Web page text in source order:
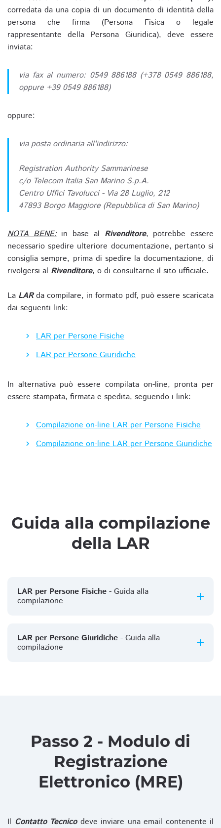
corredata da una copia di un documento di identità della
persona che firma (Persona Fisica o legale
rappresentante della Persona Giuridica), deve essere
inviata:
via fax al numero: 0549 886188 (+378 0549 886188,
oppure +39 0549 886188)
oppure:
via posta ordinaria all'indirizzo:
Registration Authority Sammarinese
c/o Telecom Italia San Marino S.p.A.
Centro Uffici Tavolucci - Via 28 Luglio, 212
47893 Borgo Maggiore (Repubblica di San Marino)
NOTA BENE:in base al Rivenditore, potrebbe essere
necessario spedire ulteriore documentazione, pertanto si
consiglia sempre, prima di spedire la documentazione, di
rivolgersi al Rivenditore, o di consultarne il sito ufficiale.
La LARda compilare, in formato pdf, può essere scaricata
dai seguenti link:
LAR per Persone Fisiche
LAR per Persone Giuridiche
In alternativa può essere compilata on-line, pronta per
essere stampata, firmata e spedita, seguendo i link:
Compilazione on-line LAR per Persone Fisiche
Compilazione on-line LAR per Persone Giuridiche
Guida alla compilazione
della LAR
LAR per Persone Fisiche - Guida alla
compilazione
LAR per Persone Giuridiche - Guida alla
compilazione
Passo 2 - Modulo di
Registrazione
Elettronico (MRE)
Il Contatto Tecnicodeve inviare una email contenente il